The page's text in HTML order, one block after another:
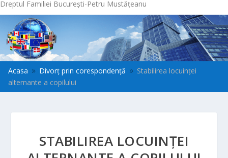
Dreptul Familiei București-Petru Mustățeanu
Acasa 9 Divorț prin corespondență 9 Stabilirea locuinţei
alternante a copilului
STABILIREA LOCUINŢEI